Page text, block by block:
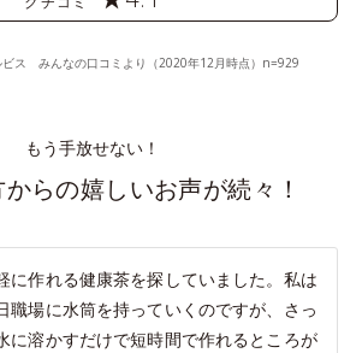
ス みんなの口コミより（2020年12月時点）n=929
もう手放せない！
らの嬉しいお声が続々！
に作れる健康茶を探していました。私は
職場に水筒を持っていくのですが、さっ
に溶かすだけで短時間で作れるところが